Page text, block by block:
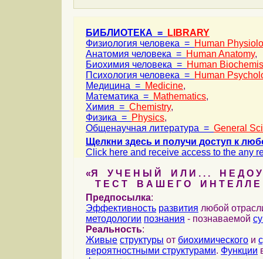
БИБЛИОТЕКА =
LIBRARY
Физиология человека = Human
Анатомия человека = Human Anatomy,
Биохимия человека = Human
Психология человека = Human
Медицина = Medicine,
Математика = Mathematics,
Химия = Chemistry,
Физика = Physics,
Общенаучная литература = General
Щелкни здесь и получи доступ к
Click here and receive access to the any
«Я У Ч Е Н Ы Й И Л И . . . Н Е Д О У
Т Е С Т В А Ш Е Г О И Н Т Е Л Л Е
Предпосылка:
Эффективность развития любой
методологии познания - познаваемой
Реальность:
Живые структуры от биохимического и
вероятностными структурами. Функции